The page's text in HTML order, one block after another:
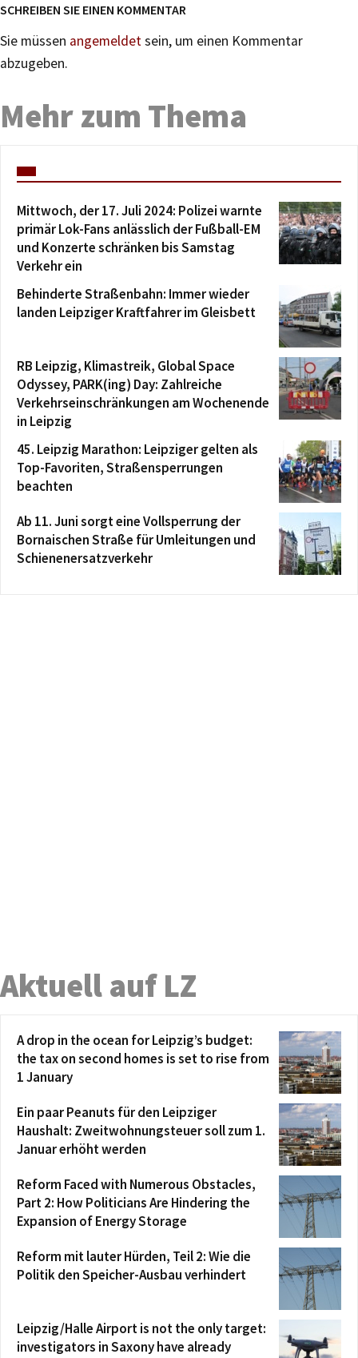
SCHREIBEN SIE EINEN KOMMENTAR
Sie müssen angemeldetsein, um einen Kommentar
abzugeben.
Mehr zum Thema
Mittwoch, der 17. Juli 2024: Polizei warnte
primär Lok-Fans anlässlich der Fußball-EM
und Konzerte schränken bis Samstag
Verkehr ein
Behinderte Straßenbahn: Immer wieder
landen Leipziger Kraftfahrer im Gleisbett
RB Leipzig, Klimastreik, Global Space
Odyssey, PARK(ing) Day: Zahlreiche
Verkehrseinschränkungen am Wochenende
in Leipzig
45. Leipzig Marathon: Leipziger gelten als
Top-Favoriten, Straßensperrungen
beachten
Ab 11. Juni sorgt eine Vollsperrung der
Bornaischen Straße für Umleitungen und
Schienenersatzverkehr
Aktuell auf LZ
A drop in the ocean for Leipzig’s budget:
the tax on second homes is set to rise from
1 January
Ein paar Peanuts für den Leipziger
Haushalt: Zweitwohnungsteuer soll zum 1.
Januar erhöht werden
Reform Faced with Numerous Obstacles,
Part 2: How Politicians Are Hindering the
Expansion of Energy Storage
Reform mit lauter Hürden, Teil 2: Wie die
Politik den Speicher-Ausbau verhindert
Leipzig/Halle Airport is not the only target:
investigators in Saxony have already